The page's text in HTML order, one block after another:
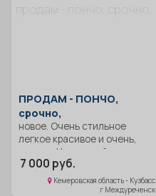
продам - пончо, срочно,
ПРОДАМ - ПОНЧО,
срочно,
новое. Очень стильное
легкое красивое и очень,
теплое. Цвет яркий
фиолетовый.
Демисезонное и на теплую
7 000 руб.
Кемеровская область - Кузбасс
г Междуреченск